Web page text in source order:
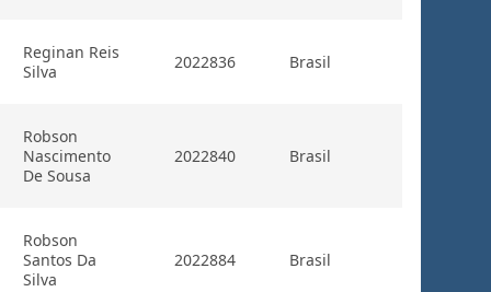
Reginan Reis
Silva
2022836 Brasil
Robson
Nascimento
De Sousa
2022840 Brasil
Robson
Santos Da
Silva
2022884 Brasil